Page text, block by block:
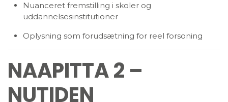
Nuanceret fremstilling i skoler og
uddannelsesinstitutioner
Oplysning som forudsætning for reel forsoning
NAAPITTA 2 –
NUTIDEN